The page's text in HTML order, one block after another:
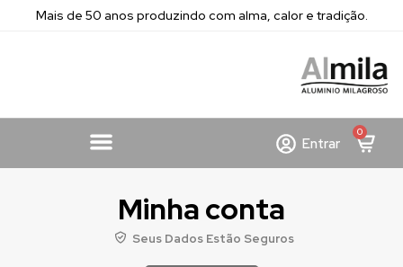
Mais de 50 anos produzindo com alma, calor e tradição.
Entrar
0
Minha conta
Seus Dados Estão Seguros